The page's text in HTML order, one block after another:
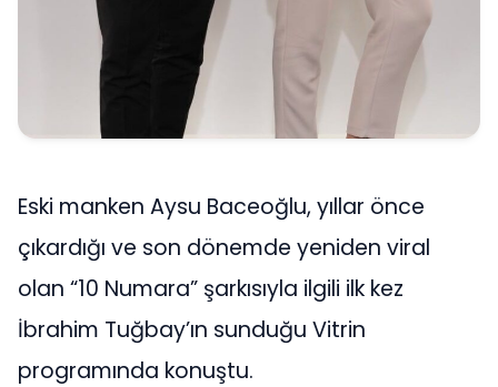
Eski manken Aysu Baceoğlu, yıllar önce
çıkardığı ve son dönemde yeniden viral
olan “10 Numara” şarkısıyla ilgili ilk kez
İbrahim Tuğbay’ın sunduğu Vitrin
programında konuştu.